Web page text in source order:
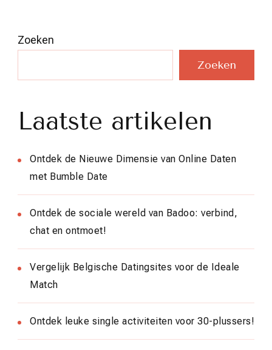
Zoeken
Zoeken
Laatste artikelen
Ontdek de Nieuwe Dimensie van Online Daten
met Bumble Date
Ontdek de sociale wereld van Badoo: verbind,
chat en ontmoet!
Vergelijk Belgische Datingsites voor de Ideale
Match
Ontdek leuke single activiteiten voor 30-plussers!